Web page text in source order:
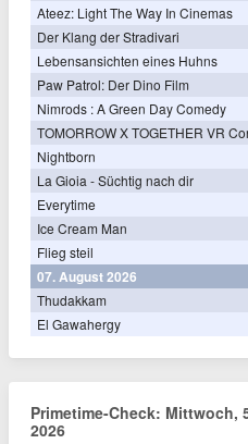
Ateez: Light The Way In Cinemas
Der Klang der Stradivari
Lebensansichten eines Huhns
Paw Patrol: Der Dino Film
Nimrods : A Green Day Comedy
Nightborn
La Gioia - Süchtig nach dir
Everytime
Ice Cream Man
Flieg steil
07. August 2026
Thudakkam
El Gawahergy
Primetime-Check: Mittwoch,
2026